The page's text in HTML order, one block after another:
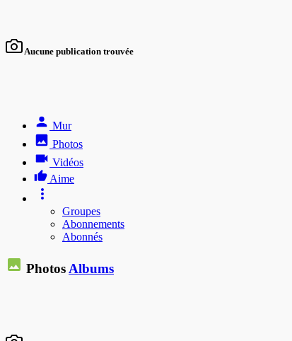
Aucune publication trouvée
Mur
Photos
Vidéos
Aime
Groupes
Abonnements
Abonnés
PhotosAlbums